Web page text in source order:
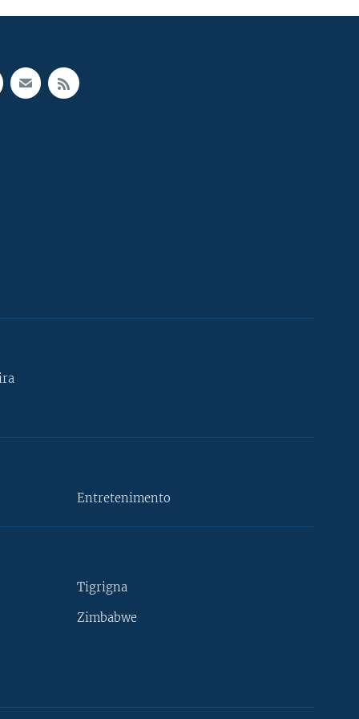
Entretenimento
Tigrigna
Zimbabwe